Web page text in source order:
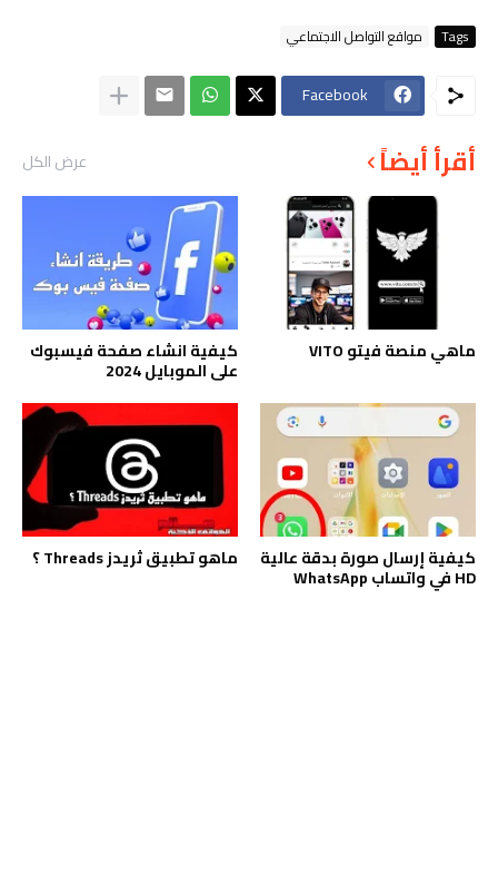
Tags مواقع التواصل الاجتماعي
Facebook
أقرأ أيضاً عرض الكل
ماهي منصة فيتو VITO كيفية انشاء صفحة فيسبوك
على الموبايل 2024
كيفية إرسال صورة بدقة عالية
HD في واتساب WhatsApp
ماهو تطبيق ثريدز Threads ؟